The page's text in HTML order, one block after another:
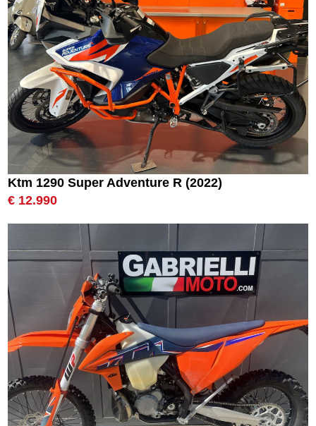
Ktm 1290 Super Adventure R (2022)
€ 12.990